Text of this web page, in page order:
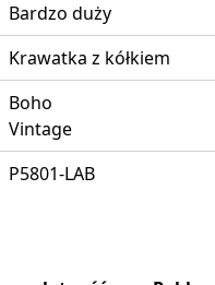
Bardzo duży
Krawatka z kółkiem
Boho
Vintage
P5801-LAB